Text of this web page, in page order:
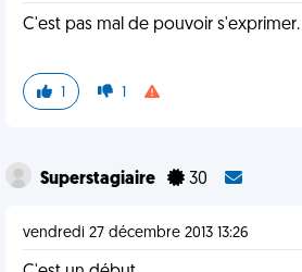
C'est pas mal de pouvoir s'exprimer.
1 1
Superstagiaire 30
vendredi 27 décembre 2013 13:26